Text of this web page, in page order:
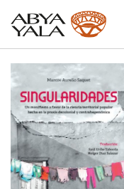
Skip
to
the
end
of
the
images
gallery